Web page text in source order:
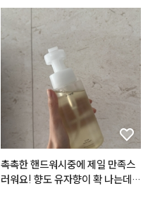
는 3번이 가장 잘 쓰일 것 같아서 하
나 더 구매했습니다. 포인트도 쓸겸
해서요ㅎㅎ 쉽게 설명하면 1번은 각
질을 없애주고 2번은 수분을 채워
주고 3번은 영양을 넣어줘요. 3번
은 밤에 바르면 아침까지도 쫀득하
게 입술에 남아있고 각질도 적당히
잘 불려주는 편입니다. 아침에 바
르면 그 어떤 글로우립보다 반짝거
리기는 하지만.. 좀만 많이 발랐다
싶으면 흘러내리고.. 제형이 안 맞
으면 아래 발라둔 립베이스부터 립
촉촉한 핸드워시중에 제일 만족스
러워요! 향도 유자향이 확 나는데